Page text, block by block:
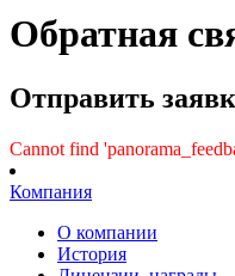
Обратная
Отправить
Cannot find
Компания
О компании
История